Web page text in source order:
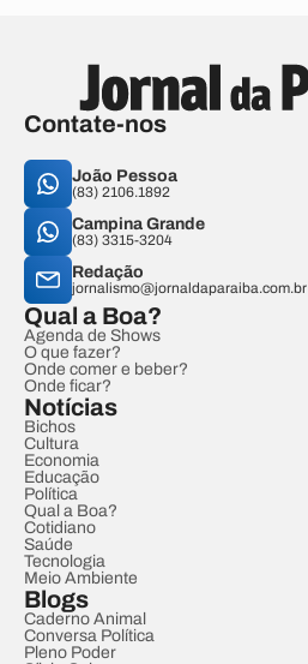
Contate-nos
João Pessoa
(83) 2106.1892
Campina Grande
(83) 3315-3204
Redação
jornalismo@jornaldaparaiba.com.br
Qual a Boa?
Agenda de Shows
O que fazer?
Onde comer e beber?
Onde ficar?
Notícias
Bichos
Cultura
Economia
Educação
Política
Qual a Boa?
Cotidiano
Saúde
Tecnologia
Meio Ambiente
Blogs
Caderno Animal
Conversa Política
Pleno Poder